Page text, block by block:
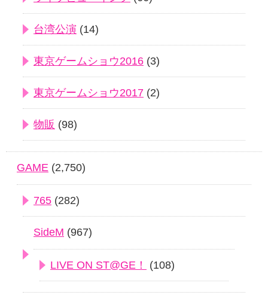
台湾公演 (14)
東京ゲームショウ2016 (3)
東京ゲームショウ2017 (2)
物販 (98)
GAME (2,750)
765 (282)
SideM (967)
LIVE ON ST@GE！ (108)